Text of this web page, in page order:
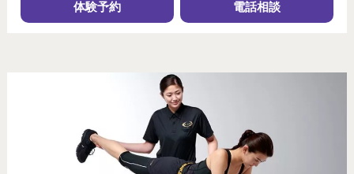
体験予約 電話相談